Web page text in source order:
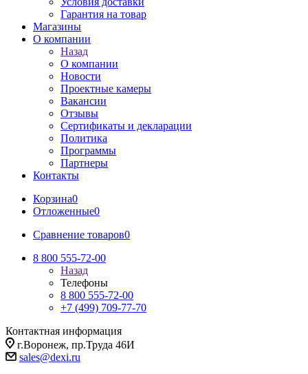
Гарантия на товар
Магазины
О компании
Назад
О компании
Новости
Проектные камеры
Вакансии
Отзывы
Сертификаты и декларации
Политика
Программы
Партнеры
Контакты
Корзина0
Отложенные0
Сравнение товаров0
8 800 555-72-00
Назад
Телефоны
8 800 555-72-00
+7 (499) 709-77-70
Контактная информация
г.Воронеж, пр.Труда 46И
sales@dexi.ru